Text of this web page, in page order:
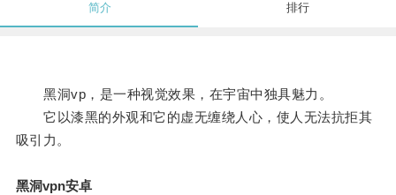
简介 排行
黑洞vp，是一种视觉效果，在宇宙中独具魅力。
它以漆黑的外观和它的虚无缠绕人心，使人无法抗拒其
吸引力。
黑洞vpn安卓